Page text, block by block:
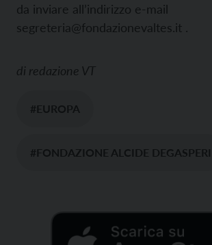
da inviare all’indirizzo e-mail
segreteria@fondazionevaltes.it .
di redazione VT
#EUROPA
#FONDAZIONE ALCIDE DEGASPERI